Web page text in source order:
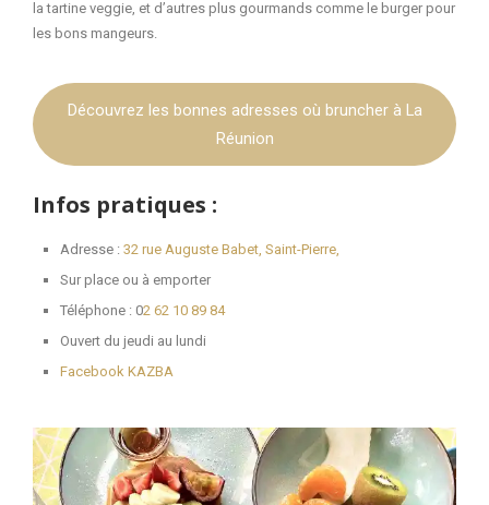
la tartine veggie, et d’autres plus gourmands comme le burger pour
les bons mangeurs.
Découvrez les bonnes adresses où bruncher à La
Réunion
Infos pratiques :
Adresse : 32 rue Auguste Babet, Saint-Pierre,
Sur place ou à emporter
Téléphone : 02 62 10 89 84
Ouvert du jeudi au lundi
Facebook KAZBA